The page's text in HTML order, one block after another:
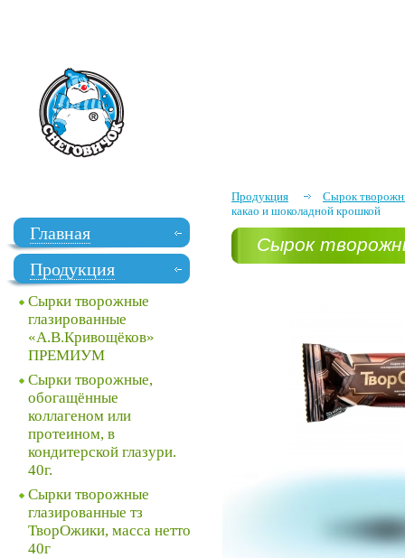
Продукция
Сырок
какао и шоколадной крошкой
Сырок
Главная
Продукция
Сырки творожные
глазированные
«А.В.Кривощёков»
ПРЕМИУМ
Сырки творожные,
обогащённые
коллагеном или
протеином, в
кондитерской глазури.
40г.
Сырки творожные
глазированные тз
ТворОжики, масса нетто
40г